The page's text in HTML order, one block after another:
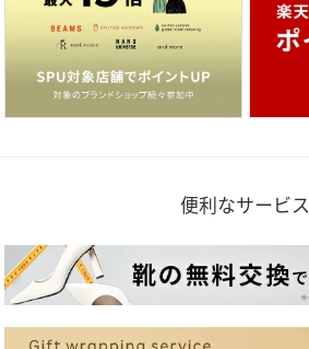
便利なサービス